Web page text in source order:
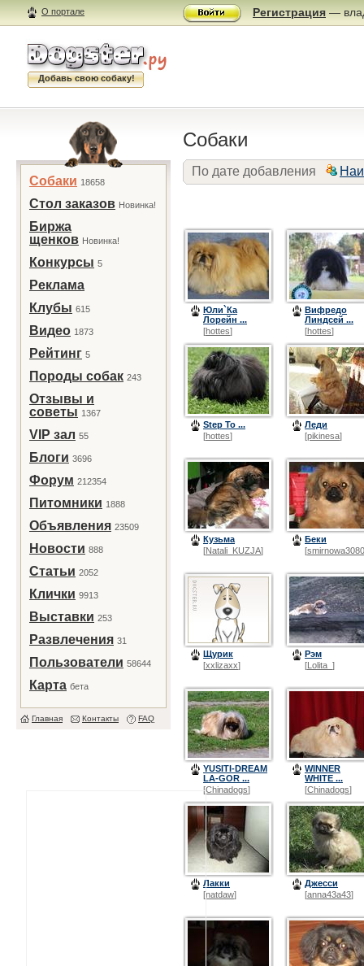
О портале Регистрация —
Добавь свою собаку!
Собаки 18658
Стол заказов Новинка!
Биржа
щенков Новинка!
Конкурсы 5
Реклама
Клубы 615
Видео 1873
Рейтинг 5
Породы собак 243
Отзывы и
советы 1367
VIP зал 55
Блоги 3696
Форум 212354
Питомники 1888
Объявления 23509
Новости 888
Статьи 2052
Клички 9913
Выставки 253
Развлечения 31
Пользователи 58644
Карта бета
Главная Контакты FAQ
Собаки
По дате добавления
Юли`Ка
Лорейн ...
[hottes]
Вифредо
Линдсей ...
[hottes]
Step To ...
[hottes]
Леди
[pikinesa]
Кузьма
[Natali_KUZJA]
Беки
[smirnowa3080
Щурик
[xxlizaxx]
Рэм
[Lolita_ ]
YUSITI-DREAM
LA-GOR ...
[Chinadogs]
WINNER
WHITE ...
[Chinadogs]
Лакки
[natdaw]
Джесси
[anna43a43]